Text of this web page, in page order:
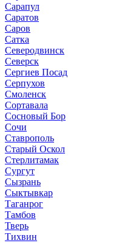
Сарапул
Саратов
Саров
Сатка
Северодвинск
Северск
Сергиев Посад
Серпухов
Смоленск
Сортавала
Сосновый Бор
Сочи
Ставрополь
Старый Оскол
Стерлитамак
Сургут
Сызрань
Сыктывкар
Таганрог
Тамбов
Тверь
Тихвин